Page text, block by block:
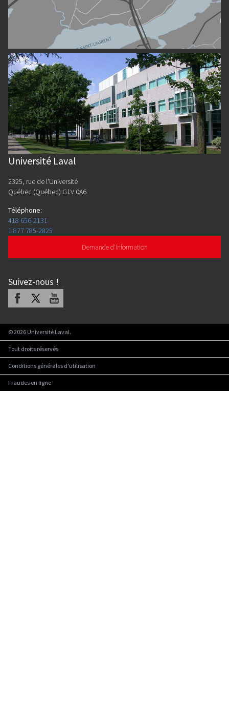
Université Laval
2325, rue de l'Université
Québec (Québec) G1V 0A6
Téléphone:
418 656-2131
1 877 785-2825
Demande d'information
Suivez-nous !
Facebook Youtube
©2026 Université Laval.
Tout droits réservés
Conditions générales d'utilisation
Fraudes en ligne